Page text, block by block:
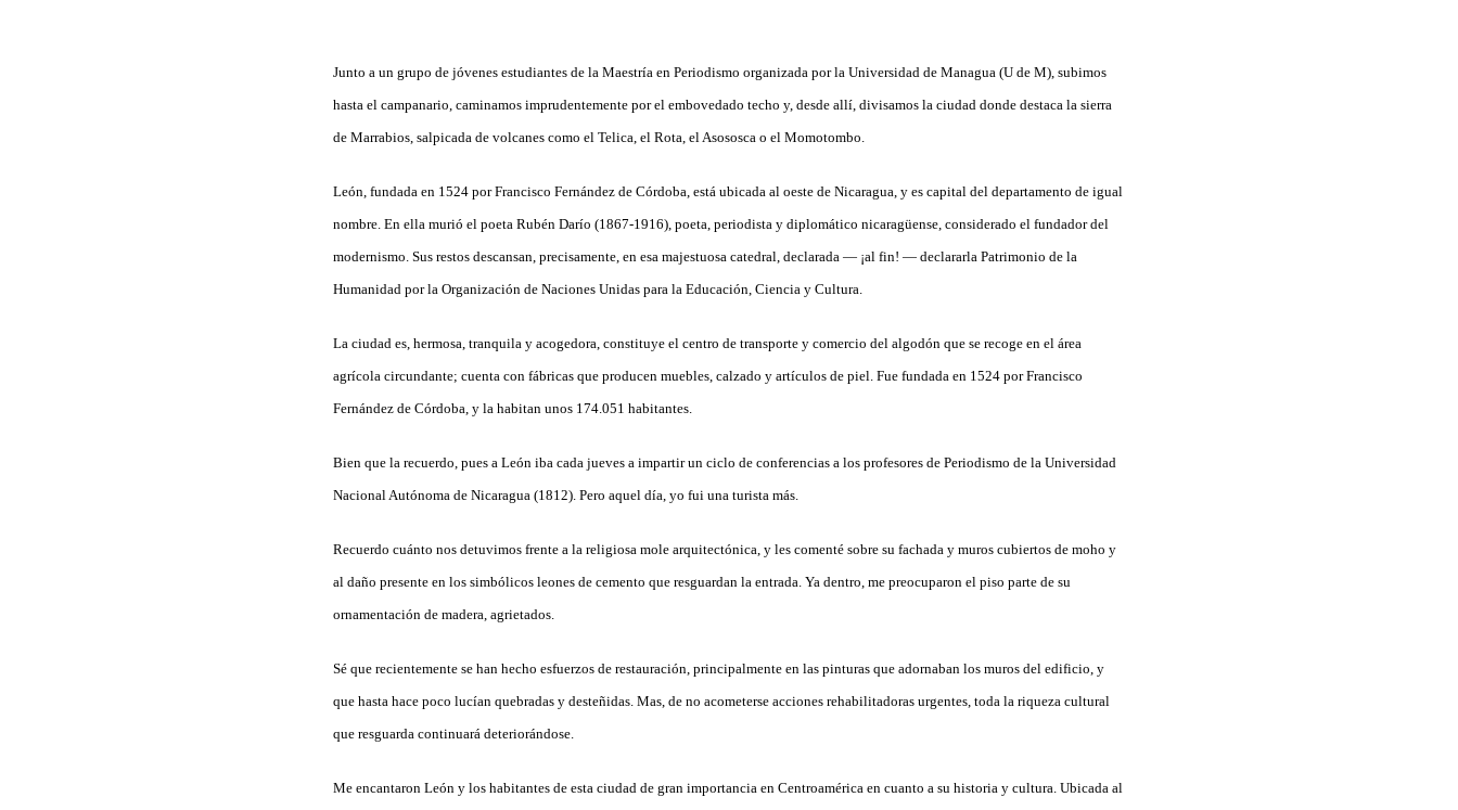
Junto a un grupo de jóvenes estudiantes de la Maestría en Periodismo organizada por la Universidad de Managua (U de M), subimos
hasta el campanario, caminamos imprudentemente por el embovedado techo y, desde allí, divisamos la ciudad donde destaca la sierra
de Marrabios, salpicada de volcanes como el Telica, el Rota, el Asososca o el Momotombo.
León, fundada en 1524 por Francisco Fernández de Córdoba, está ubicada al oeste de Nicaragua, y es capital del departamento de igual
nombre. En ella murió el poeta Rubén Darío (1867-1916), poeta, periodista y diplomático nicaragüense, considerado el fundador del
modernismo. Sus restos descansan, precisamente, en esa majestuosa catedral, declarada — ¡al fin! — declararla Patrimonio de la
Humanidad por la Organización de Naciones Unidas para la Educación, Ciencia y Cultura.
La ciudad es, hermosa, tranquila y acogedora, constituye el centro de transporte y comercio del algodón que se recoge en el área
agrícola circundante; cuenta con fábricas que producen muebles, calzado y artículos de piel. Fue fundada en 1524 por Francisco
Fernández de Córdoba, y la habitan unos 174.051 habitantes.
Bien que la recuerdo, pues a León iba cada jueves a impartir un ciclo de conferencias a los profesores de Periodismo de la Universidad
Nacional Autónoma de Nicaragua (1812). Pero aquel día, yo fui una turista más.
Recuerdo cuánto nos detuvimos frente a la religiosa mole arquitectónica, y les comenté sobre su fachada y muros cubiertos de moho y
al daño presente en los simbólicos leones de cemento que resguardan la entrada. Ya dentro, me preocuparon el piso parte de su
ornamentación de madera, agrietados.
Sé que recientemente se han hecho esfuerzos de restauración, principalmente en las pinturas que adornaban los muros del edificio, y
que hasta hace poco lucían quebradas y desteñidas. Mas, de no acometerse acciones rehabilitadoras urgentes, toda la riqueza cultural
que resguarda continuará deteriorándose.
Me encantaron León y los habitantes de esta ciudad de gran importancia en Centroamérica en cuanto a su historia y cultura. Ubicada al